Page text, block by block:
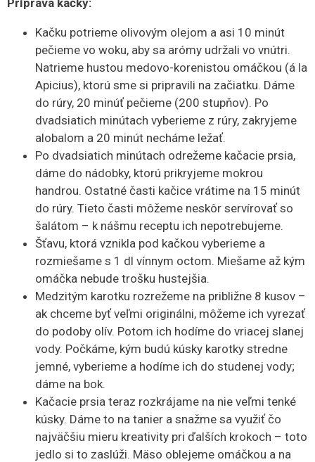
Príprava kačky:
Kačku potrieme olivovým olejom a asi 10 minút
pečieme vo woku, aby sa arómy udržali vo vnútri.
Natrieme hustou medovo-korenistou omáčkou (á la
Apicius), ktorú sme si pripravili na začiatku. Dáme
do rúry, 20 minúť pečieme (200 stupňov). Po
dvadsiatich minútach vyberieme z rúry, zakryjeme
alobalom a 20 minút necháme ležať.
Po dvadsiatich minútach odrežeme kačacie prsia,
dáme do nádobky, ktorú prikryjeme mokrou
handrou. Ostatné časti kačice vrátime na 15 minút
do rúry. Tieto časti môžeme neskôr servírovať so
šalátom – k nášmu receptu ich nepotrebujeme.
Šťavu, ktorá vznikla pod kačkou vyberieme a
rozmiešame s 1 dl vínnym octom. Miešame až kým
omáčka nebude trošku hustejšia.
Medzitým karotku rozrežeme na približne 8 kusov –
ak chceme byť veľmi originálni, môžeme ich vyrezať
do podoby olív. Potom ich hodíme do vriacej slanej
vody. Počkáme, kým budú kúsky karotky stredne
jemné, vyberieme a hodíme ich do studenej vody;
dáme na bok.
Kačacie prsia teraz rozkrájame na nie veľmi tenké
kúsky. Dáme to na tanier a snažme sa využiť čo
najväčšiu mieru kreativity pri ďalších krokoch – toto
jedlo si to zaslúži. Mäso oblejeme omáčkou a na